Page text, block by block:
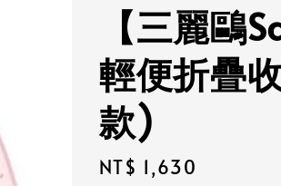
【三麗鷗
輕便折疊
款)
Regular
NT$ 1,630